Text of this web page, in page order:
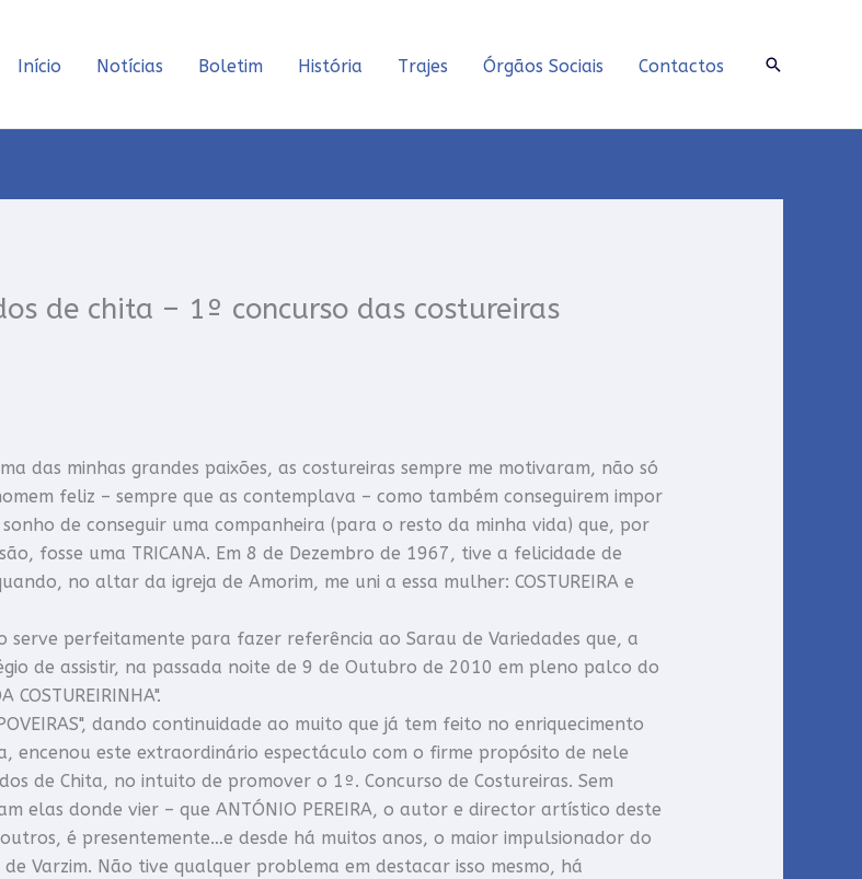
Início Notícias Boletim História Trajes Órgãos Sociais Contactos Search
de chita – 1º concurso das costureiras
das minhas grandes paixões, as costureiras sempre me motivaram, não só
feliz – sempre que as contemplava – como também conseguirem impor
de conseguir uma companheira (para o resto da minha vida) que, por
fosse uma TRICANA. Em 8 de Dezembro de 1967, tive a felicidade de
no altar da igreja de Amorim, me uni a essa mulher: COSTUREIRA e
serve perfeitamente para fazer referência ao Sarau de Variedades que, a
de assistir, na passada noite de 9 de Outubro de 2010 em pleno palco do
dando continuidade ao muito que já tem feito no enriquecimento
encenou este extraordinário espectáculo com o firme propósito de nele
de Chita, no intuito de promover o 1º. Concurso de Costureiras. Sem
elas donde vier – que ANTÓNIO PEREIRA, o autor e director artístico deste
é presentemente…e desde há muitos anos, o maior impulsionador do
Varzim. Não tive qualquer problema em destacar isso mesmo, há